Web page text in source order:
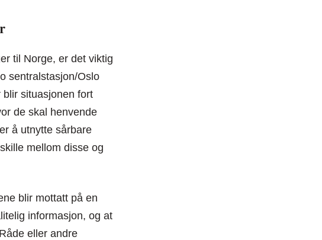
til Norge, er det viktig
sentralstasjon/Oslo
situasjonen fort
de skal henvende
å utnytte sårbare
mellom disse og
blir mottatt på en
informasjon, og at
eller andre